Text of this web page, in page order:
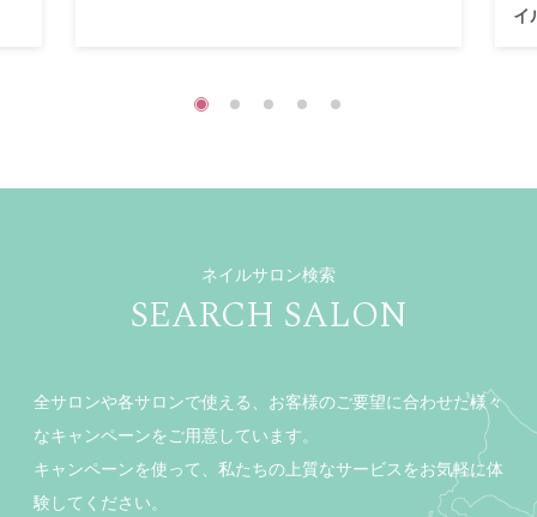
イ
ネイルサロン検索
SEARCH SALON
全サロンや各サロンで使える、お客様のご要望に合わせた様々
なキャンペーンをご用意しています。
キャンペーンを使って、私たちの上質なサービスをお気軽に体
験してください。